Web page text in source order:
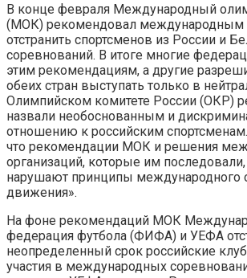
В конце февраля Международный
(МОК) рекомендовал международным
отстранить спортсменов из России и
соревнований. В итоге многие
этим рекомендациям, а другие
обеих стран выступать только в
Олимпийском комитете России (ОКР)
назвали необоснованным и
отношению к российским
что рекомендации МОК и решения
организаций, которые им последовали,
нарушают принципы международного
движения».
На фоне рекомендаций МОК
федерация футбола (ФИФА) и УЕФА
неопределенный срок российские
участия в международных